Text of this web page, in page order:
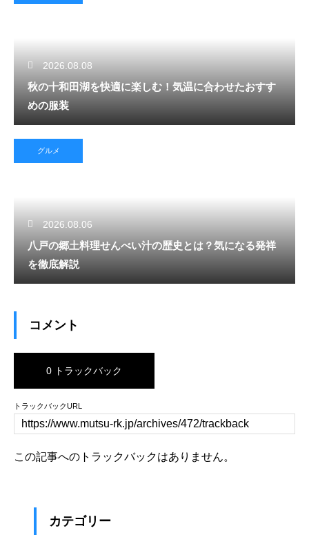
2026.08.08
秋の十和田湖を快適に楽しむ！気温に合わせたおすす
めの服装
グルメ
2026.08.06
八戸の郷土料理せんべい汁の歴史とは？気になる発祥
を徹底解説
コメント
0 トラックバック
トラックバックURL
この記事へのトラックバックはありません。
カテゴリー